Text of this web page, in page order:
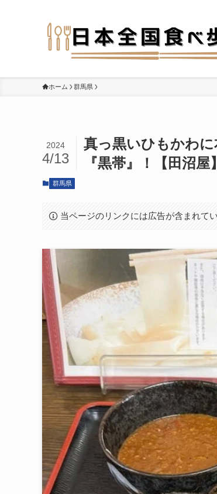
ホーム 群馬県
真っ黒いひもかわ
『黒帯』！【田沼
2024
4/13
群馬県
当ページのリンクには広告が含まれてい